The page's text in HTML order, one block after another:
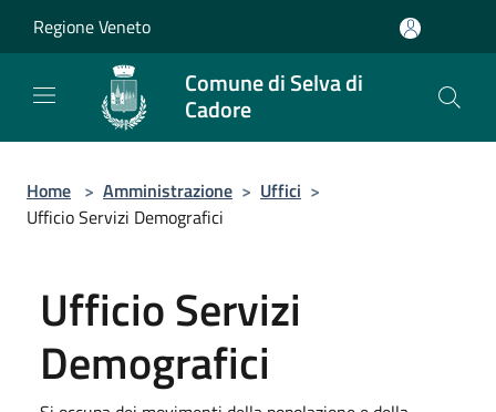
Regione Veneto
Comune di Selva di
Cadore
Home > Amministrazione > Uffici >
Ufficio Servizi Demografici
Ufficio Servizi
Demografici